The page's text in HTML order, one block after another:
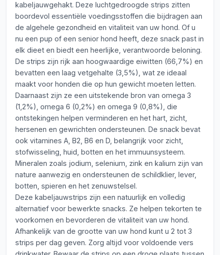
kabeljauwgehakt. Deze luchtgedroogde strips zitten
boordevol essentiële voedingsstoffen die bijdragen aan
de algehele gezondheid en vitaliteit van uw hond. Of u
nu een pup of een senior hond heeft, deze snack past in
elk dieet en biedt een heerlijke, verantwoorde beloning.
De strips zijn rijk aan hoogwaardige eiwitten (66,7%) en
bevatten een laag vetgehalte (3,5%), wat ze ideaal
maakt voor honden die op hun gewicht moeten letten.
Daarnaast zijn ze een uitstekende bron van omega 3
(1,2%), omega 6 (0,2%) en omega 9 (0,8%), die
ontstekingen helpen verminderen en het hart, zicht,
hersenen en gewrichten ondersteunen. De snack bevat
ook vitamines A, B2, B6 en D, belangrijk voor zicht,
stofwisseling, huid, botten en het immuunsysteem.
Mineralen zoals jodium, selenium, zink en kalium zijn van
nature aanwezig en ondersteunen de schildklier, lever,
botten, spieren en het zenuwstelsel.
Deze kabeljauwstrips zijn een natuurlijk en volledig
alternatief voor bewerkte snacks. Ze helpen tekorten te
voorkomen en bevorderen de vitaliteit van uw hond.
Afhankelijk van de grootte van uw hond kunt u 2 tot 3
strips per dag geven. Zorg altijd voor voldoende vers